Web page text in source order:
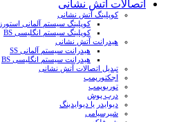
اتصالات آتش نشانی
کوپلینگ آتش نشانی
کوپلینگ سیستم آلمانی استورز SS
کوپلینگ سیستم انگلیسی BS
هیدرانت آتش نشانی
هیدرانت سیستم آلمانی SS
هیدرانت سیستم انگلیسی BS
تبدیل اتصالات آتش نشانی
اجکتورپمپ
توربوپمپ
درب پوش
دیوایدر یا دیوایدینگ
شیرسیامی